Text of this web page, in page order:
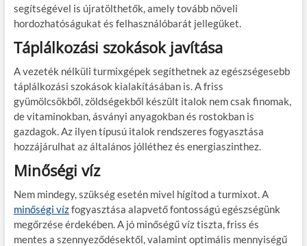
segítségével is újratölthetők, amely tovább növeli
hordozhatóságukat és felhasználóbarát jellegüket.
Táplálkozási szokások javítása
A vezeték nélküli turmixgépek segíthetnek az egészségesebb
táplálkozási szokások kialakításában is. A friss
gyümölcsökből, zöldségekből készült italok nem csak finomak,
de vitaminokban, ásványi anyagokban és rostokban is
gazdagok. Az ilyen típusú italok rendszeres fogyasztása
hozzájárulhat az általános jólléthez és energiaszinthez.
Minőségi víz
Nem mindegy, szükség esetén mivel hígítod a turmixot. A
minőségi vízfogyasztása alapvető fontosságú egészségünk
megőrzése érdekében. A jó minőségű víz tiszta, friss és
mentes a szennyeződésektől, valamint optimális mennyiségű